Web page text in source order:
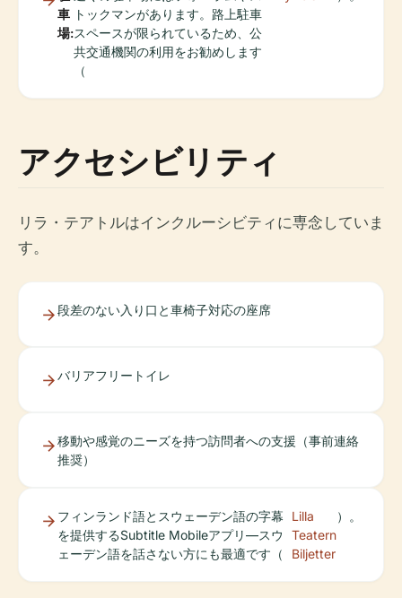
車
場:
トックマンがあります。路上駐車
スペースが限られているため、公
共交通機関の利用をお勧めします
（
アクセシビリティ
リラ・テアトルはインクルーシビティに専念していま
す。
段差のない入り口と車椅子対応の座席
バリアフリートイレ
移動や感覚のニーズを持つ訪問者への支援（事前連絡
推奨）
フィンランド語とスウェーデン語の字幕
を提供するSubtitle Mobileアプリ—スウ
ェーデン語を話さない方にも最適です（
Lilla
Teatern
Biljetter
）。